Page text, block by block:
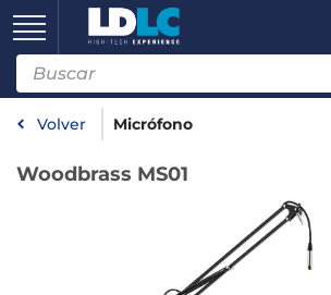
Volver Micrófono
Woodbrass MS01